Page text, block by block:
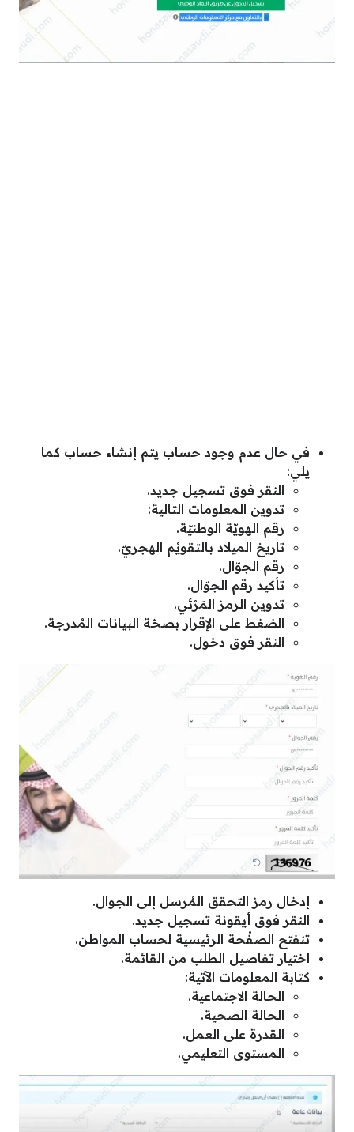
في حال عدم وجود حساب يتم إنشاء حساب كما
يلي:
النقر فوق تسجيل جديد.
تدوين المعلومات التالية:
رقم الهويّة الوطنيّة.
تاريخ الميلاد بالتقويْم الهجريّ.
رقم الجوّال.
تأكيد رقم الجوّال.
تدوين الرمز المَرْئي.
الضغط على الإقرار بصحّة البيانات المُدرجة.
النقر فوق دخول.
إدخال رمز التحقق المُرسل إلى الجوال.
النقر فوق أيقونة تسجيل جديد.
تنفتح الصفْحة الرئيسية لحساب المواطن.
اختيار تفاصيل الطلب من القائمة.
كتابة المعلومات الآتية:
الحالة الاجتماعية.
الحالة الصحية.
القدرة على العمل.
المستوى التعليمي.